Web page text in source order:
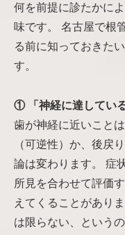
何を前提に診たかに
味です。 名古屋で根
る前に知っておきた
す。
① 「神経に達してい
歯が神経に近いこと
（可逆性）か、後戻
論は変わります。 症
所見を合わせて評価
えてくることがあり
は限らない、という